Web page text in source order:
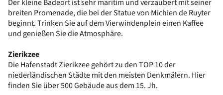
Der kleine Badeort ist sehr maritim und verzaubert mit seiner
breiten Promenade, die bei der Statue von Michien de Ruyter
beginnt. Trinken Sie auf dem Vierwindenplein einen Kaffee
und genießen Sie die Atmosphäre.
Zierikzee
Die Hafenstadt Zierikzee gehört zu den TOP 10 der
niederländischen Städte mit den meisten Denkmälern. Hier
finden Sie über 500 Gebäude aus dem 15. Jh.